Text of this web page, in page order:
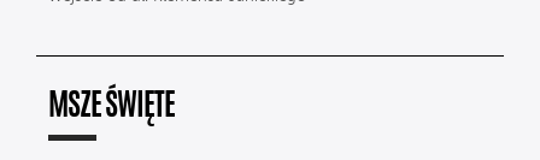
MSZE ŚWIĘTE